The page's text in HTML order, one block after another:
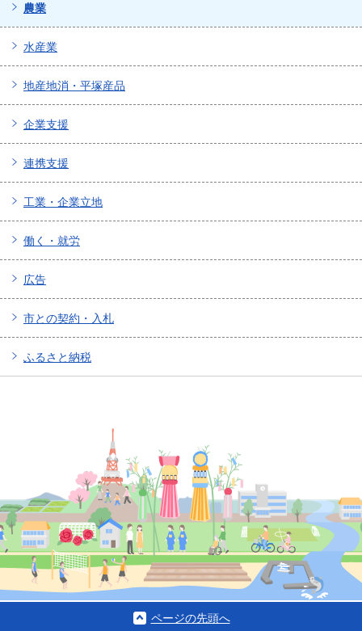
農業
水産業
地産地消・平塚産品
企業支援
連携支援
工業・企業立地
働く・就労
広告
市との契約・入札
ふるさと納税
ページの先頭へ